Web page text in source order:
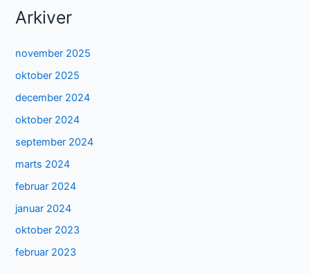
Arkiver
november 2025
oktober 2025
december 2024
oktober 2024
september 2024
marts 2024
februar 2024
januar 2024
oktober 2023
februar 2023